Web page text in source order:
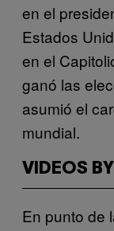
en el
Estados
en el
ganó las
asumió el
mundial.
VIDEOS
En punto de